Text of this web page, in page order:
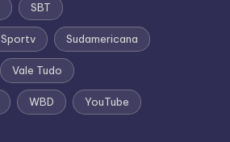
SBT
Sportv Sudamericana
Vale Tudo
WBD YouTube